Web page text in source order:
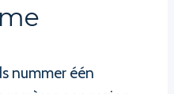
nummer één